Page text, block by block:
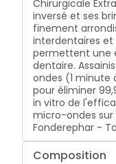
Chirurgicale
inversé et ses
finement
interdentaires et
permettent une
dentaire.
ondes (1 minute
pour éliminer
in vitro de
micro-ondes sur
Fonderephar -
Composition